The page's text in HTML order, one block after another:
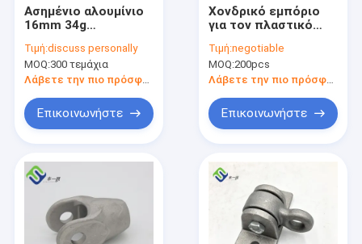
Βίντεο
Ασημένιο αλουμίνιο
16mm 34g
σχοινιών παιδικών
χαρών σχοινιών
διαγώνιο
Τιμή:discuss personally
MOQ:300 τεμάχια
Λάβετε την πιο πρόσφατη τιμή
Επικοινωνήστε
Χονδρικό εμπόριο
για τον πλαστικό
εξαρτημάτων
παιδικών χαρών
16mm
Τιμή:negotiable
MOQ:200pcs
Λάβετε την πιο πρόσφατη τιμή
Επικοινωνήστε